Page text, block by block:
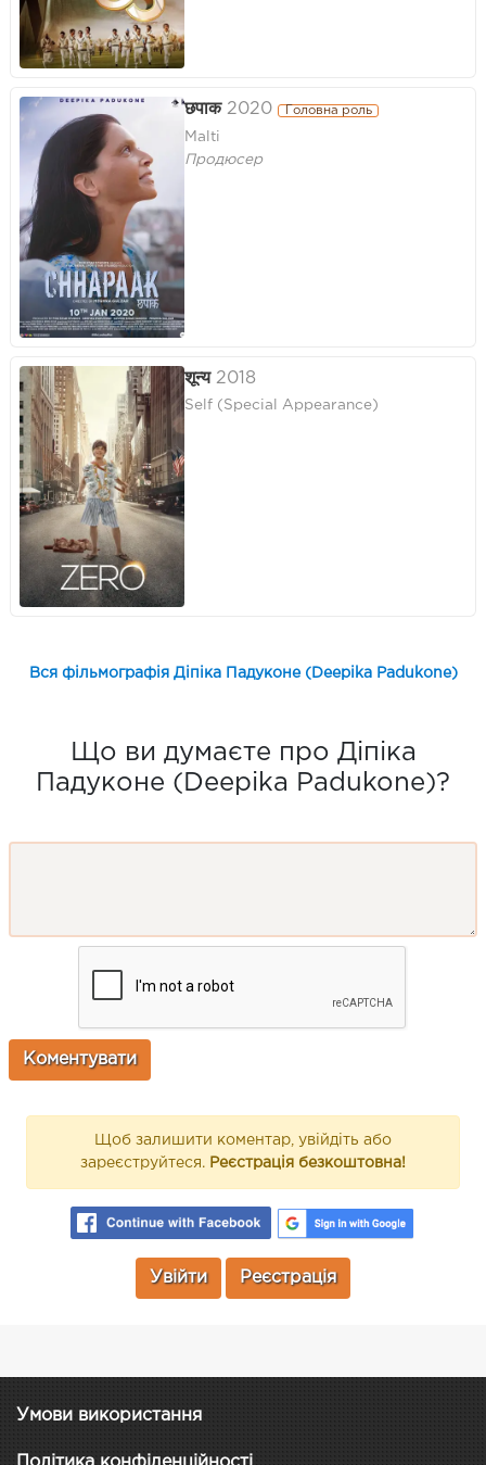
छपाक 2020 Головна роль
Malti
Продюсер
शून्य 2018
Self (Special Appearance)
Вся фільмографія Діпіка Падуконе (Deepika Padukone)
Що ви думаєте про Діпіка
Падуконе (Deepika Padukone)?
Щоб залишити коментар, увійдіть або
зареєструйтеся. Реєстрація безкоштовна!
Увійти Реєстрація
Умови використання
Політика конфіденційності